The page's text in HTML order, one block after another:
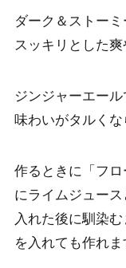
ダーク＆ストー
スッキリとした
ジンジャーエー
味わいがタルくな
作るときに「フ
にライムジュー
入れた後に馴染
を入れても作れま